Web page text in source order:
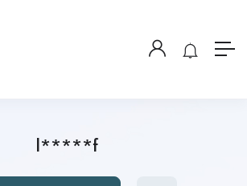
l*****f